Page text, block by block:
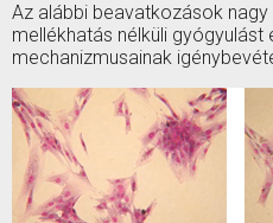
Az alábbi beavatkozások
mellékhatás nélküli
mechanizmusainak